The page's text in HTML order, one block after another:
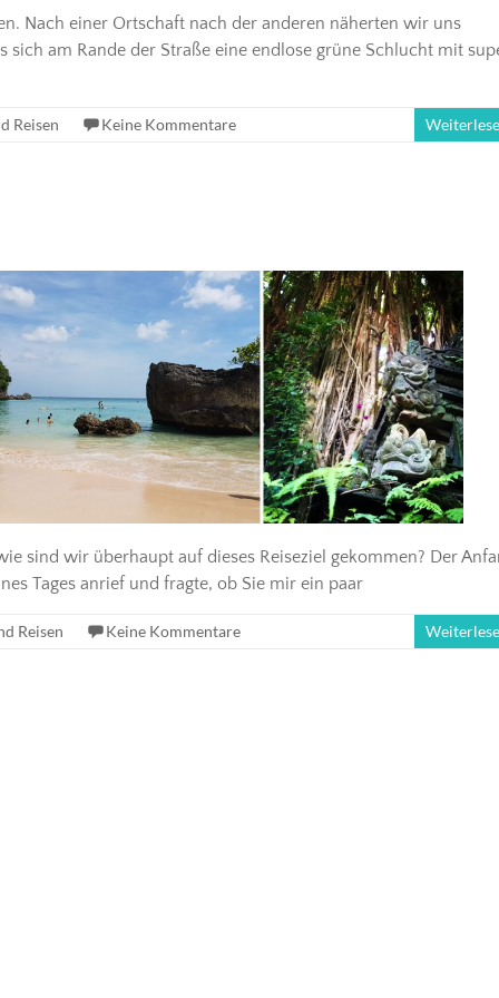
Nach einer Ortschaft nach der anderen näherten wir uns
am Rande der Straße eine endlose grüne Schlucht mit
Reisen Keine Kommentare
sind wir überhaupt auf dieses Reiseziel gekommen? Der
Tages anrief und fragte, ob Sie mir ein paar
Reisen Keine Kommentare